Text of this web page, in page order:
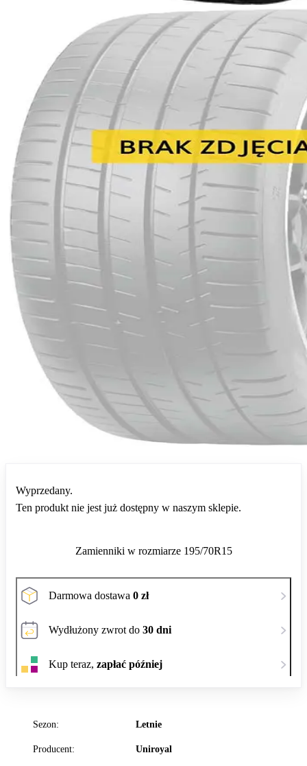
Sezon: Letnie
Producent: Uniroyal
Wyprzedany.
Ten produkt nie jest już dostępny w naszym sklepie.
Zamienniki w rozmiarze 195/70R15
Darmowa dostawa 0 zł
Wydłużony zwrot do 30 dni
Kup teraz, zapłać później